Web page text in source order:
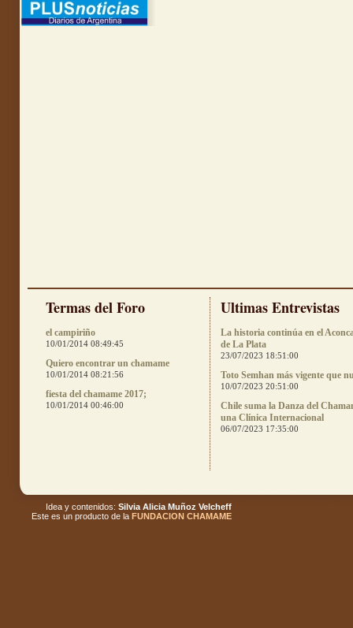
Termas del Foro
el campiriño
10/01/2014 08:49:45
Quiero encontrar un chamame
10/01/2014 08:21:56
fiesta del chamame 2017;
10/01/2014 00:46:00
Ultimas Entrevistas
La historia continúa en el
de La Plata
23/07/2023 18:51:00
Toto Semhan más vigente que
10/07/2023 20:51:00
Chile suma la Danza del
una Clínica Internacional
06/07/2023 17:35:00
Idea y contenidos: Silvia Alicia Muñoz Velcheff
Este es un producto de la FUNDACION CHAMAME